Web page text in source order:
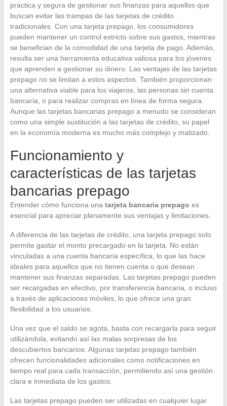
práctica y segura de gestionar sus finanzas para aquellos que
buscan evitar las trampas de las tarjetas de crédito
tradicionales. Con una tarjeta prepago, los consumidores
pueden mantener un control estricto sobre sus gastos, mientras
se benefician de la comodidad de una tarjeta de pago. Además,
resulta ser una herramienta educativa valiosa para los jóvenes
que aprenden a gestionar su dinero. Las ventajas de las tarjetas
prepago no se limitan a estos aspectos. También proporcionan
una alternativa viable para los viajeros, las personas sin cuenta
bancaria, o para realizar compras en línea de forma segura.
Aunque las tarjetas bancarias prepago a menudo se consideran
como una simple sustitución a las tarjetas de crédito, su papel
en la economía moderna es mucho más complejo y matizado.
Funcionamiento y
características de las tarjetas
bancarias prepago
Entender cómo funciona una tarjeta bancaria prepago es
esencial para apreciar plenamente sus ventajas y limitaciones.
A diferencia de las tarjetas de crédito, una tarjeta prepago solo
permite gastar el monto precargado en la tarjeta. No están
vinculadas a una cuenta bancaria específica, lo que las hace
ideales para aquellos que no tienen cuenta o que desean
mantener sus finanzas separadas. Las tarjetas prepago pueden
ser recargadas en efectivo, por transferencia bancaria, o incluso
a través de aplicaciones móviles, lo que ofrece una gran
flexibilidad a los usuarios.
Una vez que el saldo se agota, basta con recargarla para seguir
utilizándola, evitando así las malas sorpresas de los
descubiertos bancarios. Algunas tarjetas prepago también
ofrecen funcionalidades adicionales como notificaciones en
tiempo real para cada transacción, permitiendo así una gestión
clara e inmediata de los gastos.
Las tarjetas prepago pueden ser utilizadas en cualquier lugar